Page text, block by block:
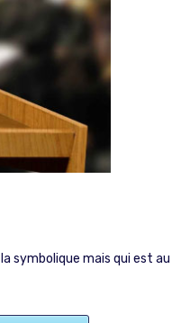
symbolique mais qui est